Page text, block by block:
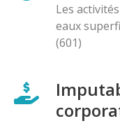
Les
eaux
(601)